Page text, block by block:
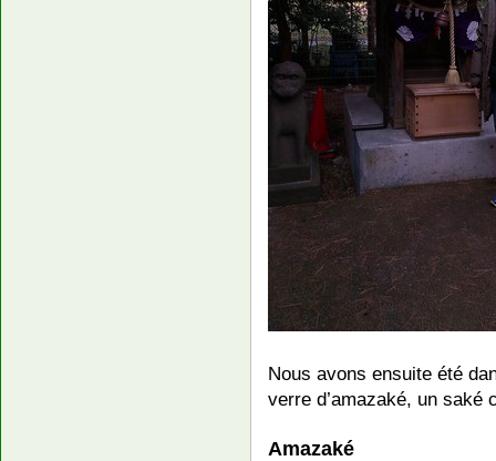
Nous avons ensuite été
verre d’amazaké, un saké
Amazaké